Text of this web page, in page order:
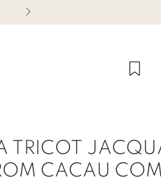
TRICOT
CACAU